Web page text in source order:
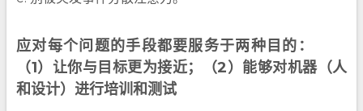
应对每个问题的手段都要服务于两种目的：
（1）让你与目标更为接近；（2）能够对机器（人
和设计）进行培训和测试